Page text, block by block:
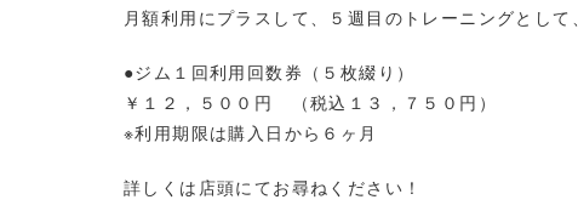
月額利用にプラスして、５週目のトレーニングとし
●ジム１回利用回数券（５枚綴り）
￥１２，５００円 （税込１３，７５０円）
※利用期限は購入日から６ヶ月
詳しくは店頭にてお尋ねください！